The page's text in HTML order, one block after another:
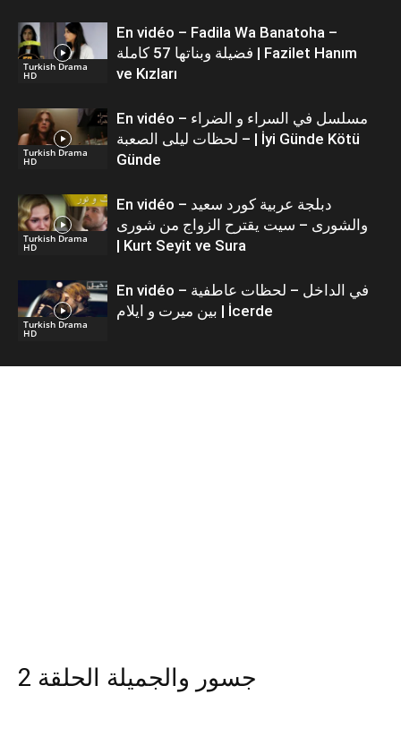
Turkish Drama
HD
En vidéo – Fadila Wa Banatoha –
فضيلة وبناتها 57 كاملة | Fazilet Hanım
ve Kızları
Turkish Drama
HD
En vidéo – مسلسل في السراء و الضراء
– لحظات ليلى الصعبة | İyi Günde Kötü
Günde
Turkish Drama
HD
En vidéo – دبلجة عربية كورد سعيد
والشورى – سيت يقترح الزواج من شورى
| Kurt Seyit ve Sura
Turkish Drama
HD
En vidéo – في الداخل – لحظات عاطفية
بين ميرت و ايلام | İcerde
جسور والجميلة الحلقة 2